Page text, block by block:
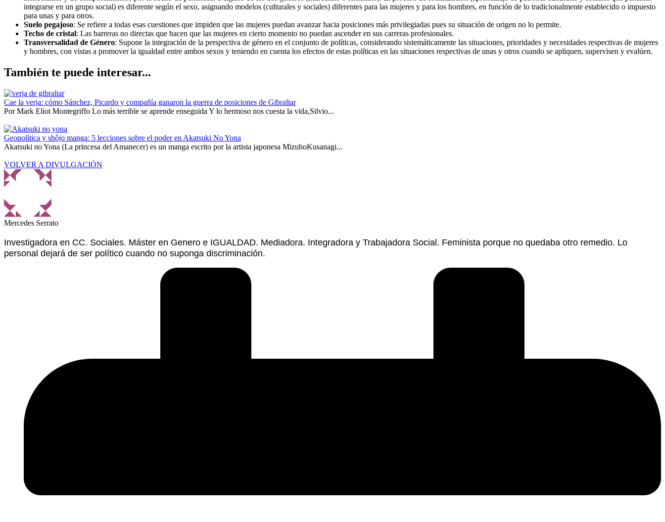
integrarse en un grupo social) es diferente según el sexo, asignando modelos (culturales y sociales) diferentes para las mujeres y para los hombres, en función de lo tradicionalmente establecido o impuesto
para unas y para otros.
Suelo pegajoso: Se refiere a todas esas cuestiones que impiden que las mujeres puedan avanzar hacia posiciones más privilegiadas pues su situación de origen no lo permite.
Techo de cristal: Las barreras no directas que hacen que las mujeres en cierto momento no puedan ascender en sus carreras profesionales.
Transversalidad de Género: Supone la integración de la perspectiva de género en el conjunto de políticas, considerando sistemáticamente las situaciones, prioridades y necesidades respectivas de mujeres
y hombres, con vistas a promover la igualdad entre ambos sexos y teniendo en cuenta los efectos de estas políticas en las situaciones respectivas de unas y otros cuando se apliquen, supervisen y evalúen.
También te puede interesar...
Cae la verja: cómo Sánchez, Picardo y compañía ganaron la guerra de posiciones de Gibraltar
Por Mark Eliot Montegriffo Lo más terrible se aprende enseguida Y lo hermoso nos cuesta la vida,Silvio...
Geopolítica y shôjo manga: 5 lecciones sobre el poder en Akatsuki No Yona
Akatsuki no Yona (La princesa del Amanecer) es un manga escrito por la artista japonesa MizuhoKusanagi...
VOLVER A DIVULGACIÓN
Mercedes Serrato
Investigadora en CC. Sociales. Máster en Genero e IGUALDAD. Mediadora. Integradora y Trabajadora Social. Feminista porque no quedaba otro remedio. Lo
personal dejará de ser político cuando no suponga discriminación.